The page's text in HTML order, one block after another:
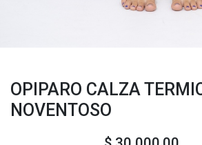
OPIPARO CALZA
NOVENTOSO